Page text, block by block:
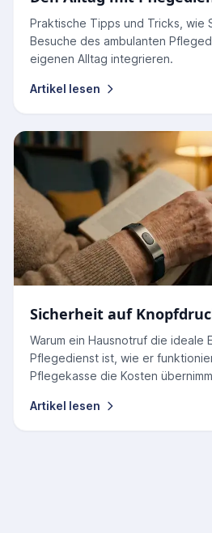
Praktische Tipps und Tricks, wie
Besuche des ambulanten
eigenen Alltag integrieren.
Artikel lesen
Sicherheit auf
Warum ein Hausnotruf die ideale
Pflegedienst ist, wie er
Pflegekasse die Kosten
Artikel lesen